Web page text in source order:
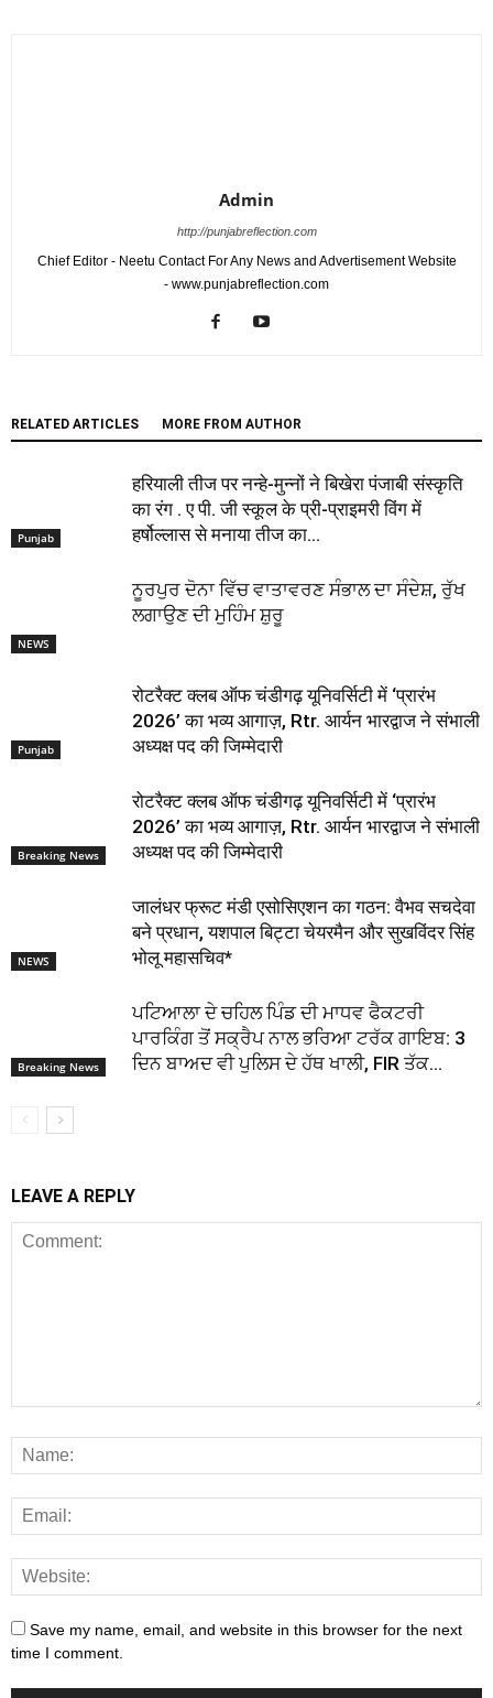
Admin
http://punjabreflection.com
Chief Editor - Neetu Contact For Any News and Advertisement Website
- www.punjabreflection.com
RELATED ARTICLES MORE FROM AUTHOR
Punjab
हरियाली तीज पर नन्हे-मुन्नों ने बिखेरा पंजाबी संस्कृति
का रंग . ए पी. जी स्कूल के प्री-प्राइमरी विंग में
हर्षोल्लास से मनाया तीज का...
NEWS
ਨੂਰਪੁਰ ਦੋਨਾ ਵਿੱਚ ਵਾਤਾਵਰਣ ਸੰਭਾਲ ਦਾ ਸੰਦੇਸ਼, ਰੁੱਖ
ਲਗਾਉਣ ਦੀ ਮੁਹਿੰਮ ਸ਼ੁਰੂ
Punjab
रोटरैक्ट क्लब ऑफ चंडीगढ़ यूनिवर्सिटी में ‘प्रारंभ
2026’ का भव्य आगाज़, Rtr. आर्यन भारद्वाज ने संभाली
अध्यक्ष पद की जिम्मेदारी
Breaking News
रोटरैक्ट क्लब ऑफ चंडीगढ़ यूनिवर्सिटी में ‘प्रारंभ
2026’ का भव्य आगाज़, Rtr. आर्यन भारद्वाज ने संभाली
अध्यक्ष पद की जिम्मेदारी
NEWS
जालंधर फ्रूट मंडी एसोसिएशन का गठन: वैभव सचदेवा
बने प्रधान, यशपाल बिट्टा चेयरमैन और सुखविंदर सिंह
भोलू महासचिव*
Breaking News
ਪਟਿਆਲਾ ਦੇ ਚਹਿਲ ਪਿੰਡ ਦੀ ਮਾਧਵ ਫੈਕਟਰੀ
ਪਾਰਕਿੰਗ ਤੋਂ ਸਕ੍ਰੈਪ ਨਾਲ ਭਰਿਆ ਟਰੱਕ ਗਾਇਬ: 3
ਦਿਨ ਬਾਅਦ ਵੀ ਪੁਲਿਸ ਦੇ ਹੱਥ ਖਾਲੀ, FIR ਤੱਕ...
LEAVE A REPLY
Save my name, email, and website in this browser for the next
time I comment.